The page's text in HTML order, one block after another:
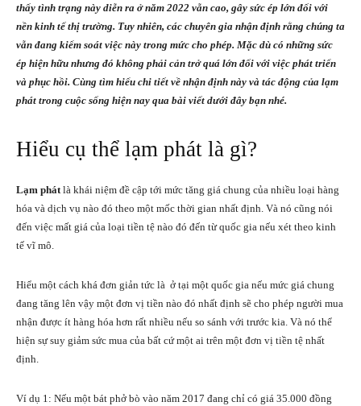
thấy tình trạng này diễn ra ở năm 2022 vẫn cao, gây sức ép lớn đối với
nền kinh tế thị trường. Tuy nhiên, các chuyên gia nhận định rằng chúng ta
vẫn đang kiểm soát việc này trong mức cho phép. Mặc dù có những sức
ép hiện hữu nhưng đó không phải cản trở quá lớn đối với việc phát triển
và phục hồi. Cùng tìm hiểu chi tiết về nhận định này và tác động của lạm
phát trong cuộc sống hiện nay qua bài viết dưới đây bạn nhé.
Hiểu cụ thể lạm phát là gì?
Lạm phát là khái niệm đề cập tới mức tăng giá chung của nhiều loại hàng
hóa và dịch vụ nào đó theo một mốc thời gian nhất định. Và nó cũng nói
đến việc mất giá của loại tiền tệ nào đó đến từ quốc gia nếu xét theo kinh
tế vĩ mô.
Hiểu một cách khá đơn giản tức là ở tại một quốc gia nếu mức giá chung
đang tăng lên vậy một đơn vị tiền nào đó nhất định sẽ cho phép người mua
nhận được ít hàng hóa hơn rất nhiều nếu so sánh với trước kia. Và nó thể
hiện sự suy giảm sức mua của bất cứ một ai trên một đơn vị tiền tệ nhất
định.
Ví dụ 1: Nếu một bát phở bò vào năm 2017 đang chỉ có giá 35.000 đồng